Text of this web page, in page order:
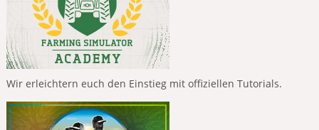
Wir erleichtern euch den Einstieg mit offiziellen Tutorials.